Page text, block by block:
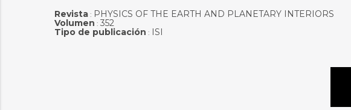
Revista: PHYSICS OF THE EARTH AND PLANETARY INTERIORS
Volumen : 352
Tipo de publicación : ISI